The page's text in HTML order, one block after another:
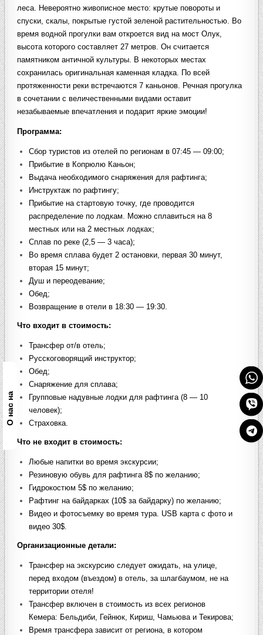
О нас на
леса. Невероятно живописное место: крутые повороты и
спуски, скалы, покрытые густой зеленой растительностью. Во
время водной прогулки вам откроется вид на мост Олук,
высота которого составляет 27 метров. Он считается
памятником античной культуры. В некоторых местах
сохранилась оригинальная каменная кладка. По всей
протяженности реки встречаются 7 каньонов. Речная прогулка
в сочетании с величественными видами оставит
незабываемые впечатления и подарит яркие эмоции!
Программа:
Сбор туристов из отелей по регионам в 07:45 — 09:00;
Прибытие в Копрюлю Каньон;
Выдача необходимого снаряжения для рафтинга;
Инструктаж по рафтингу;
Прибытие на стартовую точку, где проводится
распределение по лодкам. Можно сплавиться на 8
местных или на 2 местных лодках;
Сплав по реке (2,5 — 3 часа);
Во время сплава будет 2 остановки, первая 30 минут,
вторая 15 минут;
Душ и переодевание;
Обед;
Возвращение в отели в 18:30 — 19:30.
Что входит в стоимость:
Трансфер от/в отель;
Русскоговорящий инструктор;
Обед;
Снаряжение для сплава;
Групповые надувные лодки для рафтинга (8 — 10
человек);
Страховка.
Что не входит в стоимость:
Любые напитки во время экскурсии;
Резиновую обувь для рафтинга 8$ по желанию;
Гидрокостюм 5$ по желанию;
Рафтинг на байдарках (10$ за байдарку) по желанию;
Видео и фотосъемку во время тура. USB карта с фото и
видео 30$.
Организационные детали:
Трансфер на экскурсию следует ожидать, на улице,
перед входом (въездом) в отель, за шлагбаумом, не на
территории отеля!
Трансфер включен в стоимость из всех регионов
Кемера: Бельдиби, Гейнюк, Кириш, Чамьюва и Текирова;
Время трансфера зависит от региона, в котором